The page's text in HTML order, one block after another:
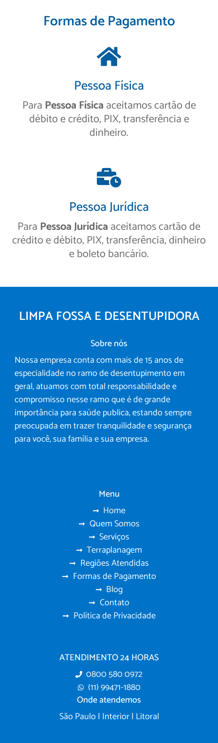
Formas de Pagamento
Pessoa Física
Para Pessoa Físicaaceitamos cartão de
débito e crédito, PIX, transferência e
dinheiro.
Pessoa Jurídica
Para Pessoa Jurídicaaceitamos cartão de
crédito e débito, PIX, transferência, dinheiro
e boleto bancário.
LIMPA FOSSA E DESENTUPIDORA
Sobre nós
Nossa empresa conta com mais de 15 anos de
especialidade no ramo de desentupimento em
geral, atuamos com total responsabilidade e
compromisso nesse ramo que é de grande
importância para saúde publica, estando sempre
preocupada em trazer tranquilidade e segurança
para você, sua família e sua empresa.
Menu
Home
Quem Somos
Serviços
Terraplanagem
Regiões Atendidas
Formas de Pagamento
Blog
Contato
Política de Privacidade
ATENDIMENTO 24 HORAS
0800 580 0972
(11) 99471-1880
Onde atendemos
São Paulo | Interior | Litoral